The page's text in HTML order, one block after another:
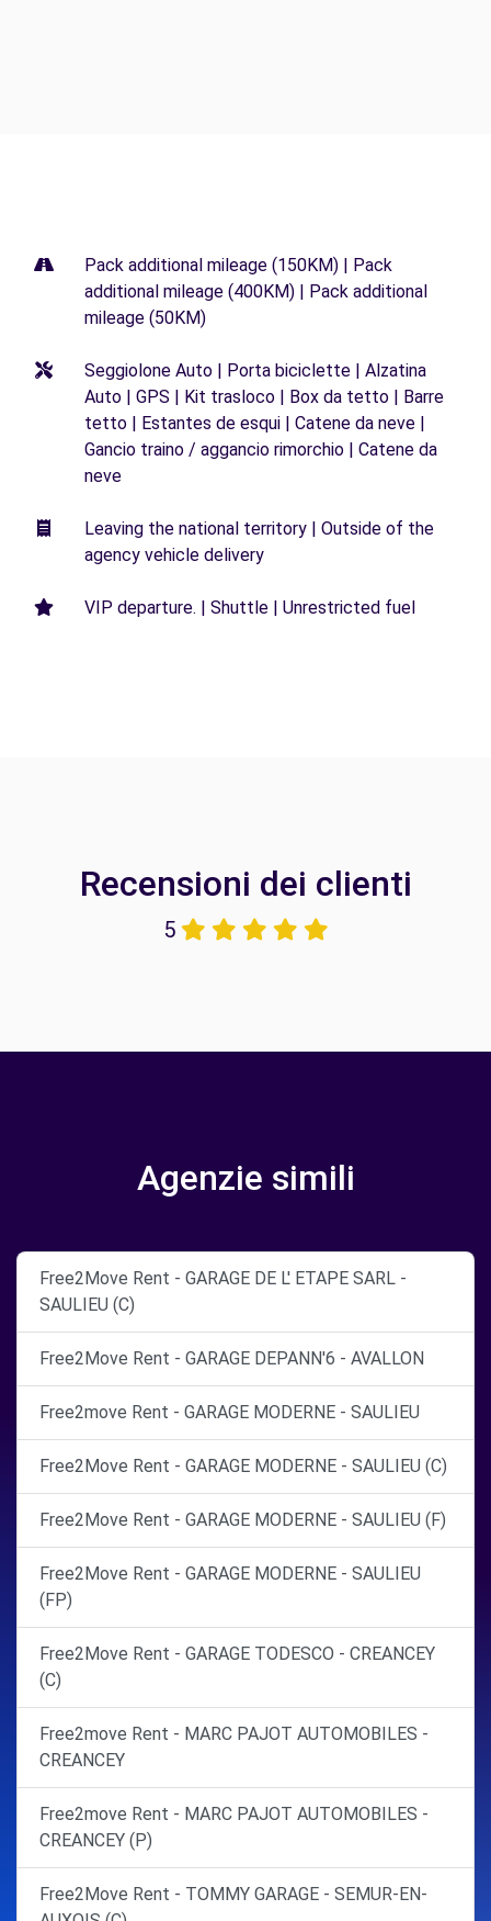
Pack additional mileage (150KM) | Pack
additional mileage (400KM) | Pack additional
mileage (50KM)
Seggiolone Auto | Porta biciclette | Alzatina
Auto | GPS | Kit trasloco | Box da tetto | Barre
tetto | Estantes de esqui | Catene da neve |
Gancio traino / aggancio rimorchio | Catene da
neve
Leaving the national territory | Outside of the
agency vehicle delivery
VIP departure. | Shuttle | Unrestricted fuel
Recensioni dei clienti
5
Agenzie simili
Free2Move Rent - GARAGE DE L' ETAPE SARL -
SAULIEU (C)
Free2Move Rent - GARAGE DEPANN'6 - AVALLON
Free2move Rent - GARAGE MODERNE - SAULIEU
Free2Move Rent - GARAGE MODERNE - SAULIEU (C)
Free2Move Rent - GARAGE MODERNE - SAULIEU (F)
Free2Move Rent - GARAGE MODERNE - SAULIEU
(FP)
Free2Move Rent - GARAGE TODESCO - CREANCEY
(C)
Free2move Rent - MARC PAJOT AUTOMOBILES -
CREANCEY
Free2move Rent - MARC PAJOT AUTOMOBILES -
CREANCEY (P)
Free2Move Rent - TOMMY GARAGE - SEMUR-EN-